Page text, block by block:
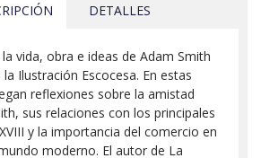
DETALLES
vida, obra e ideas de Adam Smith
Ilustración Escocesa. En estas
reflexiones sobre la amistad
sus relaciones con los principales
y la importancia del comercio en
moderno. El autor de La